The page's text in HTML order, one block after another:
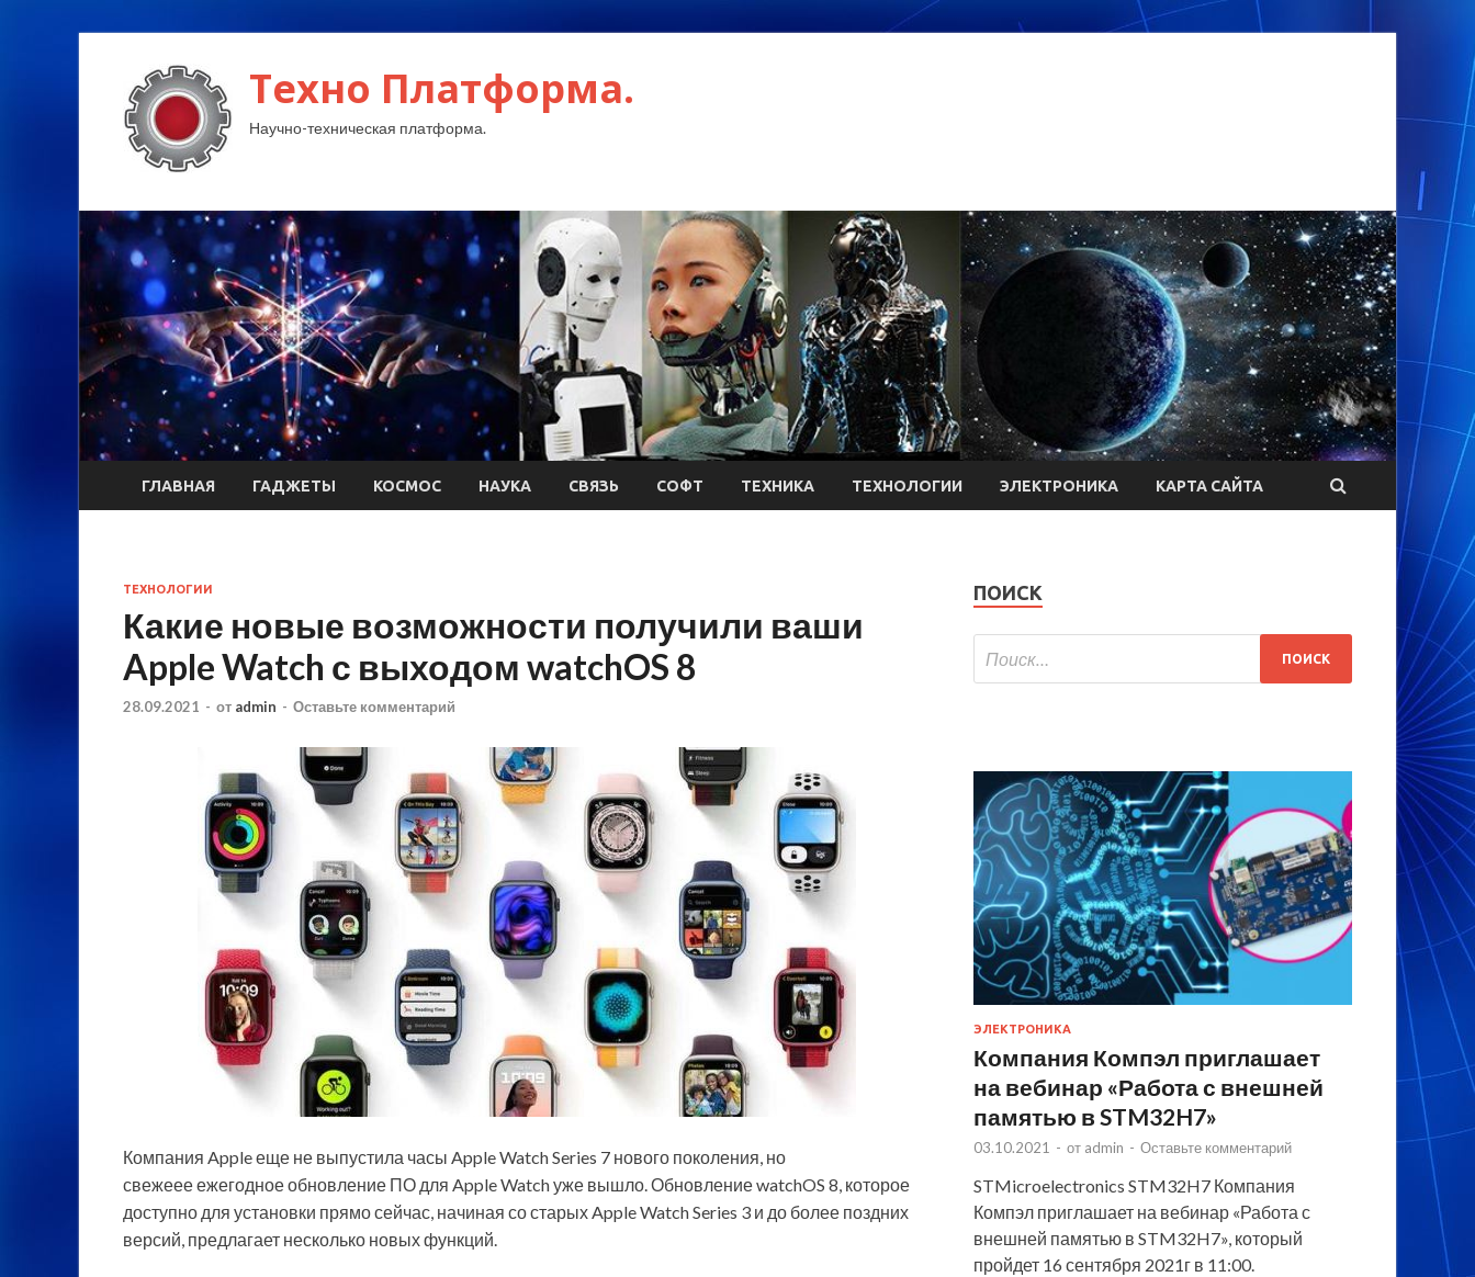
Техно Платформа.
Научно-техническая платформа.
ГЛАВНАЯ ГАДЖЕТЫ КОСМОС НАУКА СВЯЗЬ СОФТ ТЕХНИКА ТЕХНОЛОГИИ ЭЛЕКТРОНИКА КАРТА САЙТА
ТЕХНОЛОГИИ
Какие новые возможности получили ваши
Apple Watch с выходом watchOS 8
28.09.2021 - от admin - Оставьте комментарий
Компания Apple еще не выпустила часы Apple Watch Series 7 нового поколения, но
свежеее ежегодное обновление ПО для Apple Watch уже вышло. Обновление watchOS 8, которое
доступно для установки прямо сейчас, начиная со старых Apple Watch Series 3 и до более поздних
версий, предлагает несколько новыхфункций.
ПОИСК
ЭЛЕКТРОНИКА
Компания Компэл приглашает
на вебинар «Работа с внешней
памятью в STM32H7»
03.10.2021 - от admin - Оставьте комментарий
STMicroelectronics STM32H7 Компания
Компэл приглашает на вебинар «Работа с
внешней памятью в STM32H7», который
пройдет 16 сентября 2021г в 11:00.